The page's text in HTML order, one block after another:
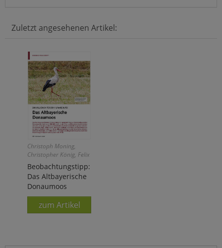
Zuletzt angesehenen Artikel:
Christoph Moning,
Christopher König, Felix
Weiß
Beobachtungstipp:
Das Altbayerische
Donaumoos
zum Artikel